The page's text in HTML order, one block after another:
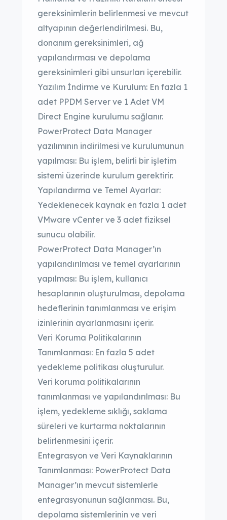
gereksinimlerin belirlenmesi ve mevcut
altyapının değerlendirilmesi. Bu,
donanım gereksinimleri, ağ
yapılandırması ve depolama
gereksinimleri gibi unsurları içerebilir.
Yazılım İndirme ve Kurulum: En fazla 1
adet PPDM Server ve 1 Adet VM
Direct Engine kurulumu sağlanır.
PowerProtect Data Manager
yazılımının indirilmesi ve kurulumunun
yapılması: Bu işlem, belirli bir işletim
sistemi üzerinde kurulum gerektirir.
Yapılandırma ve Temel Ayarlar:
Yedeklenecek kaynak en fazla 1 adet
VMware vCenter ve 3 adet fiziksel
sunucu olabilir.
PowerProtect Data Manager’ın
yapılandırılması ve temel ayarlarının
yapılması: Bu işlem, kullanıcı
hesaplarının oluşturulması, depolama
hedeflerinin tanımlanması ve erişim
izinlerinin ayarlanmasını içerir.
Veri Koruma Politikalarının
Tanımlanması: En fazla 5 adet
yedekleme politikası oluşturulur.
Veri koruma politikalarının
tanımlanması ve yapılandırılması: Bu
işlem, yedekleme sıklığı, saklama
süreleri ve kurtarma noktalarının
belirlenmesini içerir.
Entegrasyon ve Veri Kaynaklarının
Tanımlanması: PowerProtect Data
Manager’ın mevcut sistemlerle
entegrasyonunun sağlanması. Bu,
depolama sistemlerinin ve veri